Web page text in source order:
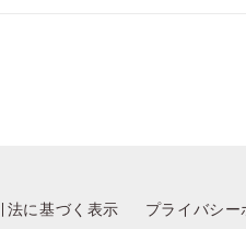
法に基づく表示 プライバシー